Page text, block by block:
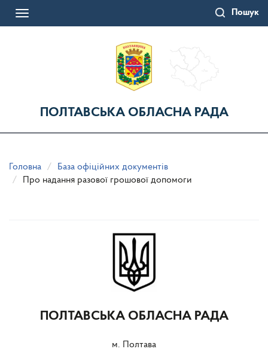
Пошук
Toggle
ПОЛТАВСЬКА ОБЛАСНА РАДА
Головна
База офіційних документів
Про надання разової грошової допомоги
ПОЛТАВСЬКА ОБЛАСНА РАДА
м. Полтава